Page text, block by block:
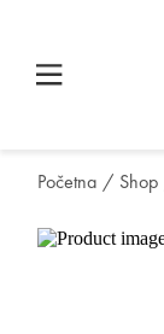
Početna / Shop